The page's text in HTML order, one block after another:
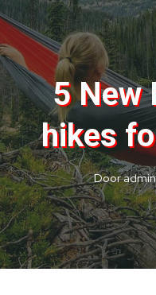
5 New
hikes
Dooradmin